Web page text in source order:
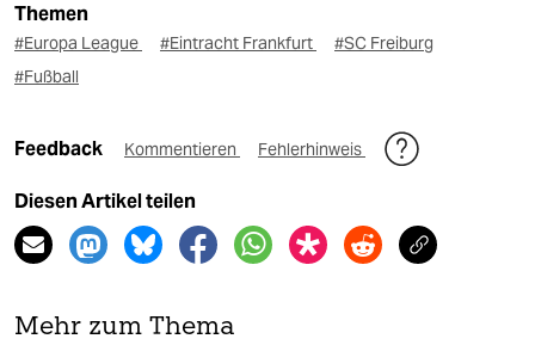
Themen
#Europa League #Eintracht Frankfurt
#SC Freiburg
#Fußball
Feedback Kommentieren Fehlerhinweis
Diesen Artikel teilen
Mehr zum Thema